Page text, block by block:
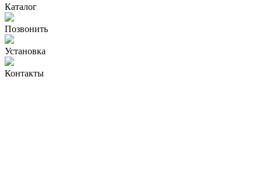
Каталог
Позвонить
Установка
Контакты